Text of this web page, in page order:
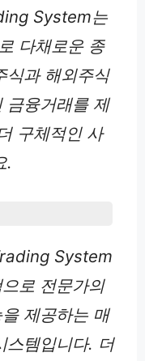
System는
다채로운 종
식과 해외주식
금융거래를 제
구체적인 사
.
System
로 전문가의
제공하는 매
스템입니다. 더